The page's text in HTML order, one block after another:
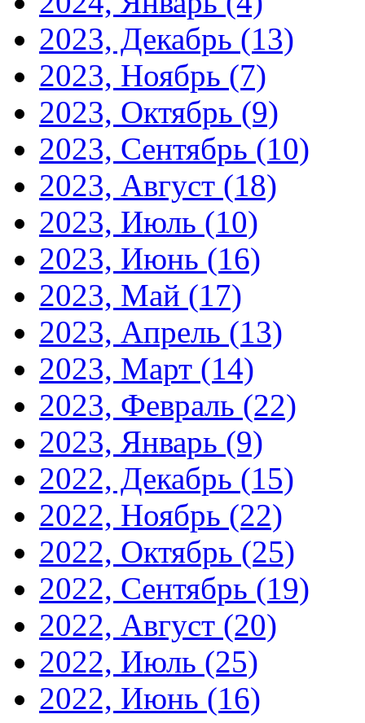
2023, Декабрь (13)
2023, Ноябрь (7)
2023, Октябрь (9)
2023, Сентябрь (10)
2023, Август (18)
2023, Июль (10)
2023, Июнь (16)
2023, Май (17)
2023, Апрель (13)
2023, Март (14)
2023, Февраль (22)
2023, Январь (9)
2022, Декабрь (15)
2022, Ноябрь (22)
2022, Октябрь (25)
2022, Сентябрь (19)
2022, Август (20)
2022, Июль (25)
2022, Июнь (16)